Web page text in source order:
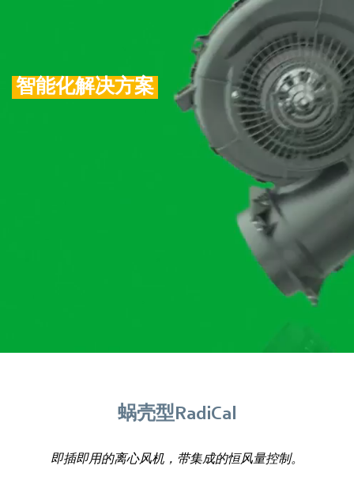
智能化解决方案
蜗壳型RadiCal
即插即用的离心风机，带集成的恒风量控制。